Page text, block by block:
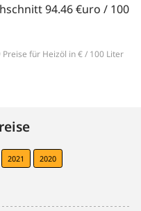
94.46 €uro / 100
Preise für Heizöl in € / 100 Liter
2021
2020